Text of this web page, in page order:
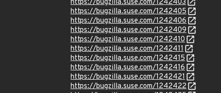
https://bugzilla.suse.com/1242403
https://bugzilla.suse.com/1242405
https://bugzilla.suse.com/1242406
https://bugzilla.suse.com/1242409
https://bugzilla.suse.com/1242410
https://bugzilla.suse.com/1242411
https://bugzilla.suse.com/1242415
https://bugzilla.suse.com/1242416
https://bugzilla.suse.com/1242421
https://bugzilla.suse.com/1242422